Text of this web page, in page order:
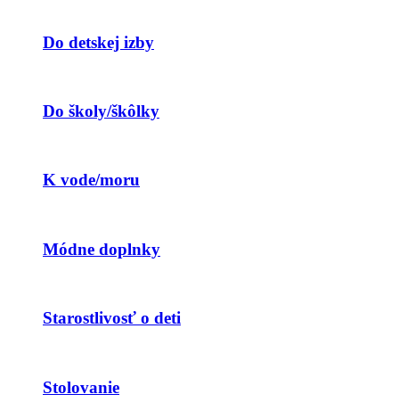
Do detskej izby
Do školy/škôlky
K vode/moru
Módne doplnky
Starostlivosť o deti
Stolovanie